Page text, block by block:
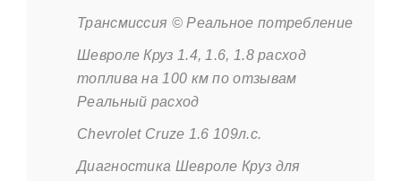
Трансмиссия © Реальное потребление
Шевроле Круз 1.4, 1.6, 1.8 расход
топлива на 100 км по отзывам
Реальный расход
Chevrolet Cruze 1.6 109л.с.
Диагностика Шевроле Круз для